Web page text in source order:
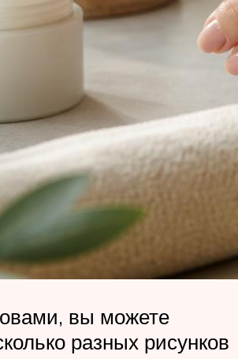
вы можете
разных рисунков